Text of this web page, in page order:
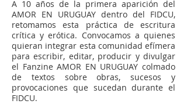
A 10 años de la primera aparición del
AMOR EN URUGUAY dentro del FIDCU,
retomamos esta práctica de escritura
crítica y erótica. Convocamos a quienes
quieran integrar esta comunidad efímera
para escribir, editar, producir y divulgar
el Fanzine AMOR EN URUGUAY colmado
de textos sobre obras, sucesos y
provocaciones que sucedan durante el
FIDCU.